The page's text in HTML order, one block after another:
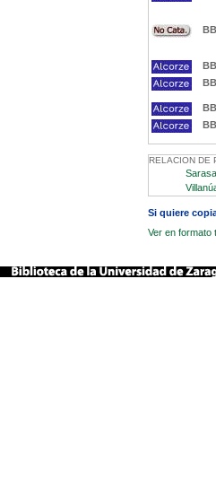
BB
BB
BB
BB
BB
RELACION DE
Si quiere
Ver en formato